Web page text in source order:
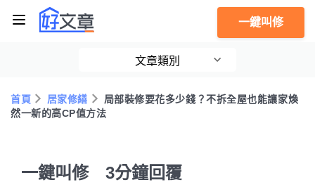
一鍵叫修
文章類別
首頁 居家修繕
局部裝修要花多少錢？不拆全屋也能讓家煥
然一新的高CP值方法
一鍵叫修 3分鐘回覆